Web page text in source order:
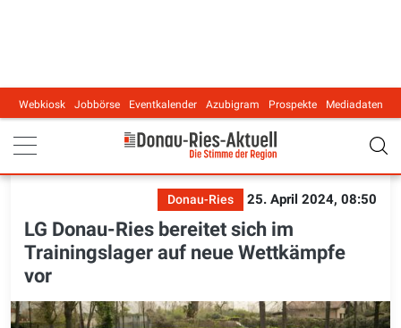
Main navigation
Webkiosk Jobbörse Eventkalender Azubigram Prospekte Mediadaten
Donau-Ries 25. April 2024, 08:50
LG Donau-Ries bereitet sich im
Trainingslager auf neue Wettkämpfe
vor